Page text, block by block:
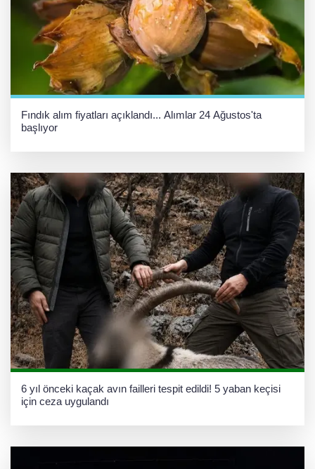
Fındık alım fiyatları açıklandı... Alımlar 24 Ağustos'ta
başlıyor
6 yıl önceki kaçak avın failleri tespit edildi! 5 yaban keçisi
için ceza uygulandı